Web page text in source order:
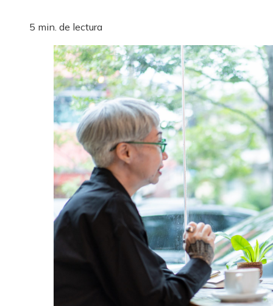
5 min. de lectura